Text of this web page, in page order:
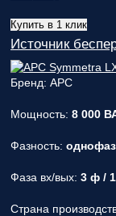
Купить в 1 клик
Источник
Бренд: APC
Мощность: 8 000
Фазность:
Фаза вх/вых: 3 ф /
Страна